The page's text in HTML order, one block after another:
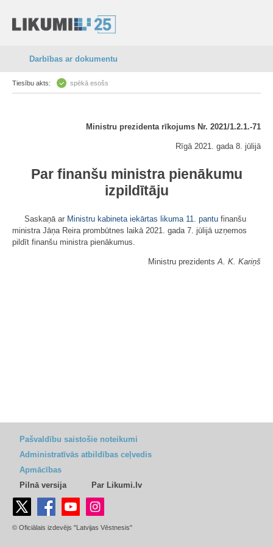
Darbības ar dokumentu
Tiesību akts: spēkā esošs
Ministru prezidenta rīkojums Nr. 2021/1.2.1.-71
Rīgā 2021. gada 8. jūlijā
Par finanšu ministra pienākumu
izpildītāju
Saskaņā ar Ministru kabineta iekārtas likuma 11. pantu finanšu
ministra Jāņa Reira prombūtnes laikā 2021. gada 7. jūlijā uzņemos
pildīt finanšu ministra pienākumus.
Ministru prezidentsA. K. Kariņš
Pašvaldību saistošie noteikumi
Administratīvās atbildības ceļvedis
Apmācības
Pilnā versija
Par Likumi.lv
© Oficiālais izdevējs "Latvijas Vēstnesis"